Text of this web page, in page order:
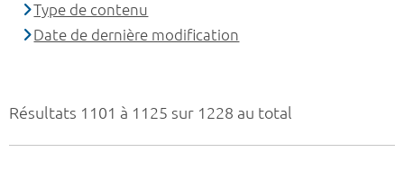
Résultats 1101 à 1125 sur 1228 au total
Type de contenu
Date de dernière modification